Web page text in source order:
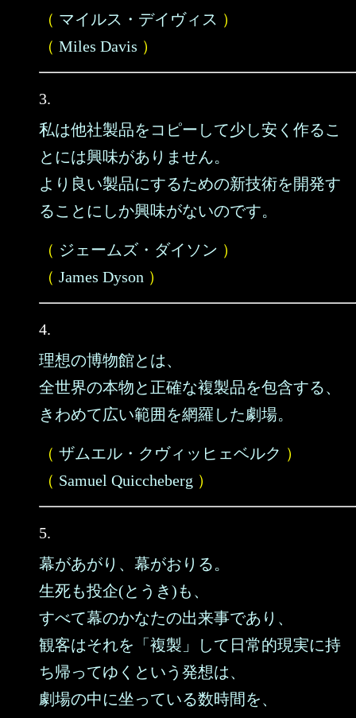
（ マイルス・デイヴィス ）
（ Miles Davis ）
3.
私は他社製品をコピーして少し安く作るこ
とには興味がありません。
より良い製品にするための新技術を開発す
ることにしか興味がないのです。
（ ジェームズ・ダイソン ）
（ James Dyson ）
4.
理想の博物館とは、
全世界の本物と正確な複製品を包含する、
きわめて広い範囲を網羅した劇場。
（ ザムエル・クヴィッヒェベルク ）
（ Samuel Quiccheberg ）
5.
幕があがり、幕がおりる。
生死も投企(とうき)も、
すべて幕のかなたの出来事であり、
観客はそれを「複製」して日常的現実に持
ち帰ってゆくという発想は、
劇場の中に坐っている数時間を、